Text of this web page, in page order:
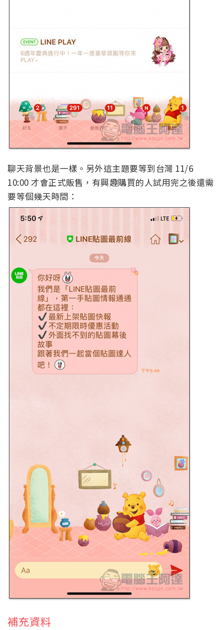
聊天背景也是一樣。另外這主題要等到台灣 11/6
10:00 才會正式販售，有興趣購買的人試用完之後還需
要等個幾天時間：
補充資料